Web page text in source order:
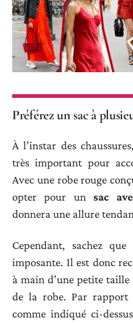
Préférez un sac à
À l’instar des
très important pour
Avec une robe rouge
opter pour un sac
donnera une allure
Cependant, sachez
imposante. Il est donc
à main d’une petite taille
de la robe. Par
comme indiqué ci-